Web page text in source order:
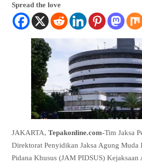
Spread the love
JAKARTA, Tepakonline.com-Tim Jaksa
Direktorat Penyidikan Jaksa Agung Muda
Pidana Khusus (JAM PIDSUS) Kejaksaan